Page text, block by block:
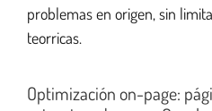
problemas en origen, sin
teorricas.
Optimización on-page: